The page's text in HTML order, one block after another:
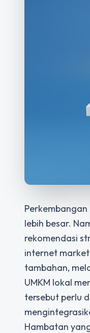
lebih besar.
rekomendasi
internet
tambahan,
UMKM lokal
tersebut perlu
Hambatan